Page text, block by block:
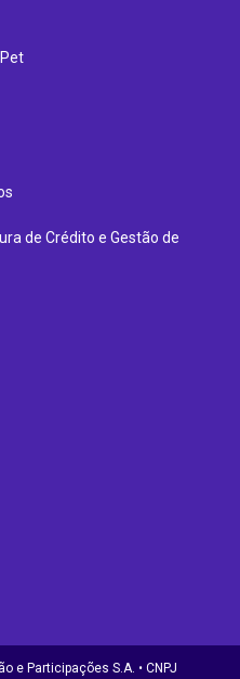
de Crédito e Gestão de
e Participações S.A. • CNPJ